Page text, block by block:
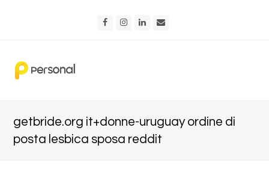
FacebookInstagram
LinkedIn
getbride.org it+donne-uruguay ordine di
posta lesbica sposa reddit